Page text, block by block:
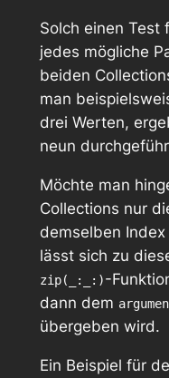
Solch einen
jedes mögliche
beiden
man
drei Werten,
neun
Möchte man
Collections nur
demselben
lässt sich zu
zip(_:_:)-
dann dem
übergeben wird.
Ein Beispiel für